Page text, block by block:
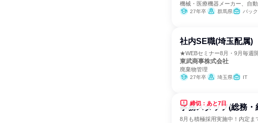
機械・医療機器メーカー、自
27年卒 群馬県 バッ
社内SE職(埼玉配属)
★WEBセミナー8月・9月毎週
東武商事株式会社
廃棄物管理
27年卒 埼玉県 IT
締切：あと7日
事務スタッフ(総務
8月も積極採用実施中！内定ま